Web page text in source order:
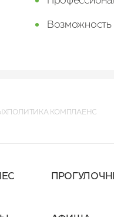
Возможность
ПОЛИТИКА КОМПЛАЕНС